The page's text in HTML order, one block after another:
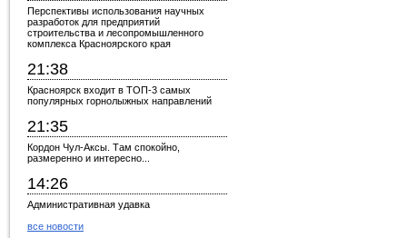
Перспективы использования научных
разработок для предприятий
строительства и лесопромышленного
комплекса Красноярского края
21:38
Красноярск входит в ТОП-3 самых
популярных горнолыжных направлений
21:35
Кордон Чул-Аксы. Там спокойно,
размеренно и интересно...
14:26
Административная удавка
все новости